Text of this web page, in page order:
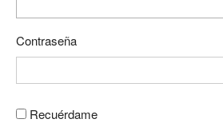
Contraseña
Recuérdame